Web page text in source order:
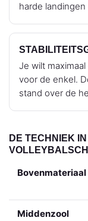
harde
Je wilt
voor de enkel.
stand over de
DE TECHNIEK
Bovenmateriaal
Middenzool